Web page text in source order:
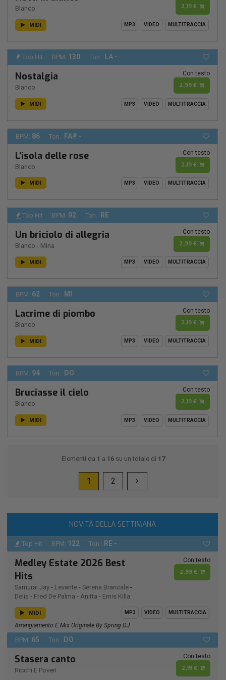
Blanco 2,19 €
MIDI MP3 VIDEO MULTITRACCIA
Top Hit BPM: 130 Ton.: LA -
Nostalgia
Blanco
Con testo
2,99 €
MIDI MP3 VIDEO MULTITRACCIA
BPM: 86 Ton.: FA# -
L'isola delle rose
Blanco
Con testo
2,19 €
MIDI MP3 VIDEO MULTITRACCIA
Top Hit BPM: 92 Ton.: RE
Un briciolo di allegria
Blanco - Mina
Con testo
2,99 €
MIDI MP3 VIDEO MULTITRACCIA
BPM: 62 Ton.: MI
Lacrime di piombo
Blanco
Con testo
2,19 €
MIDI MP3 VIDEO MULTITRACCIA
BPM: 94 Ton.: DO
Bruciasse il cielo
Blanco
Con testo
2,19 €
MIDI MP3 VIDEO MULTITRACCIA
Elementi da 1 a 16su un totale di 17
1 2
NOVITÀ DELLA SETTIMANA
Top Hit BPM: 122 Ton.: RE -
Medley Estate 2026 Best
Hits
Samurai Jay - Levante - Serena Brancale -
Delia - Fred De Palma - Anitta - Emis Killa
Con testo
2,99 €
MIDI MP3 VIDEO MULTITRACCIA
Arrangiamento E Mix Originale By Spring DJ
BPM: 65 Ton.: DO
Stasera canto
Ricchi E Poveri
Con testo
2,19 €